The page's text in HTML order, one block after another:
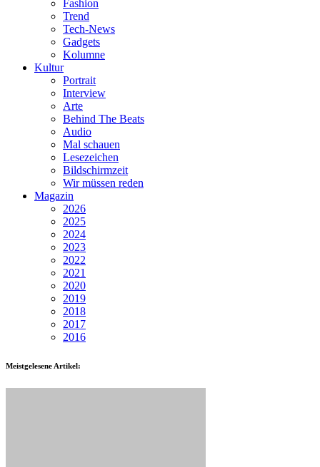
Fashion
Trend
Tech-News
Gadgets
Kolumne
Kultur
Portrait
Interview
Arte
Behind The Beats
Audio
Mal schauen
Lesezeichen
Bildschirmzeit
Wir müssen reden
Magazin
2026
2025
2024
2023
2022
2021
2020
2019
2018
2017
2016
Meistgelesene Artikel: